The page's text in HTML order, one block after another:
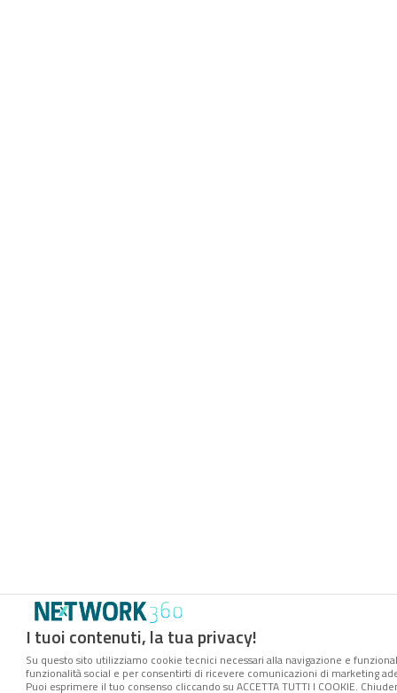
I tuoi contenuti, la tua privacy!
Su questo sito utilizziamo cookie tecnici necessari alla navigazione e
funzionalità social e per consentirti di ricevere comunicazioni di marketing
Puoi esprimere il tuo consenso cliccando su ACCETTA TUTTI I COOKIE.